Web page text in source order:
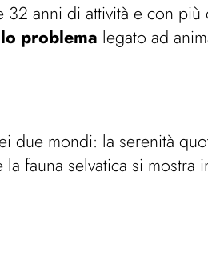
anni di attività e con
problema legato ad
due mondi: la serenità
la fauna selvatica si mostra